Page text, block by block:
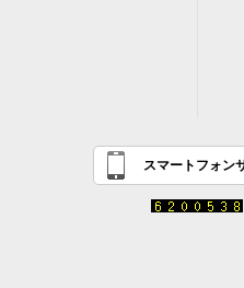
スマートフォン